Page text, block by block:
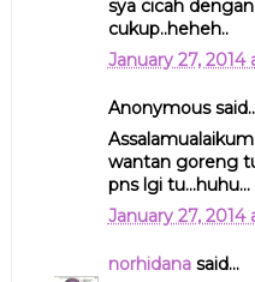
sya cicah
cukup..heheh..
January 27, 2014
Anonymous
wantan goreng
pns lgi tu...huhu...
January 27, 2014
norhidanasaid...